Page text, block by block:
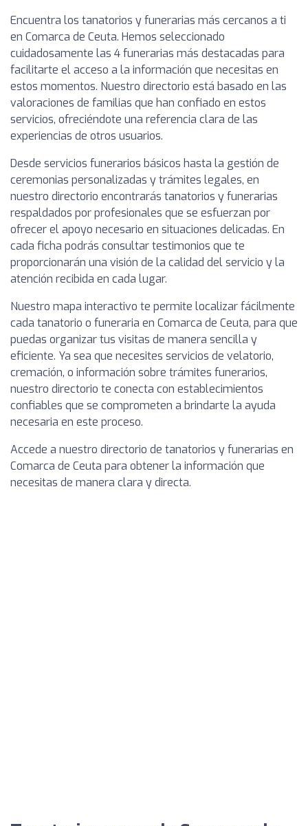
Encuentra los tanatorios y funerarias más cercanos a ti
en Comarca de Ceuta. Hemos seleccionado
cuidadosamente las 4 funerarias más destacadas para
facilitarte el acceso a la información que necesitas en
estos momentos. Nuestro directorio está basado en las
valoraciones de familias que han confiado en estos
servicios, ofreciéndote una referencia clara de las
experiencias de otros usuarios.
Desde servicios funerarios básicos hasta la gestión de
ceremonias personalizadas y trámites legales, en
nuestro directorio encontrarás tanatorios y funerarias
respaldados por profesionales que se esfuerzan por
ofrecer el apoyo necesario en situaciones delicadas. En
cada ficha podrás consultar testimonios que te
proporcionarán una visión de la calidad del servicio y la
atención recibida en cada lugar.
Nuestro mapa interactivo te permite localizar fácilmente
cada tanatorio o funeraria en Comarca de Ceuta, para que
puedas organizar tus visitas de manera sencilla y
eficiente. Ya sea que necesites servicios de velatorio,
cremación, o información sobre trámites funerarios,
nuestro directorio te conecta con establecimientos
confiables que se comprometen a brindarte la ayuda
necesaria en este proceso.
Accede a nuestro directorio de tanatorios y funerarias en
Comarca de Ceuta para obtener la información que
necesitas de manera clara y directa.